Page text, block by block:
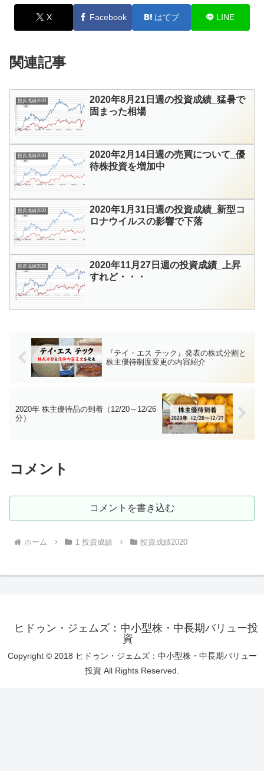
X Facebook はてブ LINE
関連記事
投資成績2020
2020年8月21日週の投資成績_猛暑で
固まった相場
投資成績2020
2020年2月14日週の売買について_優
待株投資を増加中
投資成績2020
2020年1月31日週の投資成績_新型コ
ロナウイルスの影響で下落
投資成績2020
2020年11月27日週の投資成績_上昇
すれど・・・
『テイ・エス テック』発表の株式分割と
株主優待制度変更の内容紹介
2020年 株主優待品の到着（12/20～12/26
分）
コメント
コメントを書き込む
ホーム 1 投資成績 投資成績2020
ヒドゥン・ジェムズ：中小型株・中長期バリュー投
資
Copyright © 2018 ヒドゥン・ジェムズ：中小型株・中長期バリュー
投資 All Rights Reserved.